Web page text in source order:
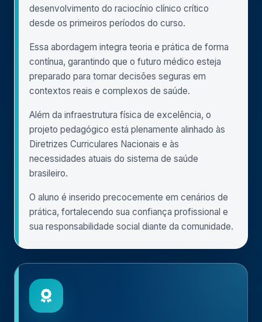
desenvolvimento do raciocínio clínico crítico
desde os primeiros períodos do curso.
Essa abordagem integra teoria e prática de forma
contínua, garantindo que o futuro médico esteja
preparado para tomar decisões seguras em
contextos reais e complexos de saúde.
Além da infraestrutura física de excelência, o
projeto pedagógico está plenamente alinhado às
Diretrizes Curriculares Nacionais e às
necessidades atuais do sistema de saúde
brasileiro.
O aluno é inserido precocemente em cenários de
prática, fortalecendo sua confiança profissional e
sua responsabilidade social diante da comunidade.